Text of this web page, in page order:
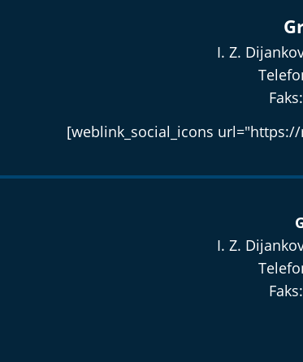
I. Z.
[weblink_social_icons
I. Z.